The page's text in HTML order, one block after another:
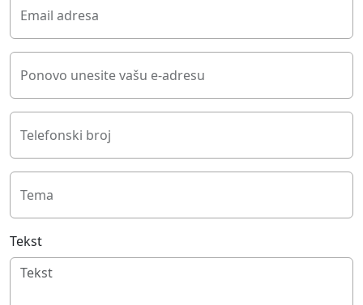
Email adresa
Ponovo unesite vašu e-adresu
Telefonski broj
Tema
Tekst